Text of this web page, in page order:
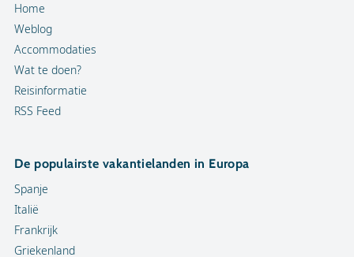
Home
Weblog
Accommodaties
Wat te doen?
Reisinformatie
RSS Feed
De populairste vakantielanden in Europa
Spanje
Italië
Frankrijk
Griekenland